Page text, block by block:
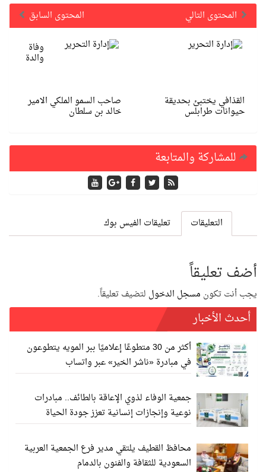
المحتوى السابق
المحتوى التالي
وفاة
والدة
صاحب السمو الملكي الامير
خالد بن سلطان
القذافي يختبئ بحديقة
حيوانات طرابلس
للمشاركة والمتابعة
التعليقات تعليقات الفيس بوك
أضف تعليقاً
يجب أنت تكون مسجل الدخول لتضيف تعليقاً.
أحدث الأخبار
أكثر من 30 متطوعًا إعلاميًا ببر المويه يتطوعون
في مبادرة «ناشر الخير» عبر واتساب
جمعية الوفاء لذوي الإعاقة بالطائف.. مبادرات
نوعية وإنجازات إنسانية تعزز جودة الحياة
محافظ القطيف يلتقي مدير فرع الجمعية العربية
السعودية للثقافة والفنون بالدمام